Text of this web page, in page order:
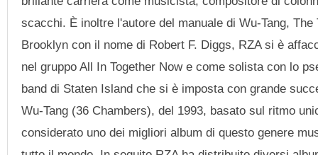
scacchi. È inoltre l'autore del manuale di Wu-Tang,
Brooklyn con il nome di Robert F. Diggs, RZA si è
nel gruppo All In Together Now e come solista con lo
band di Staten Island che si è imposta con grande
Wu-Tang (36 Chambers), del 1993, basato sul ritmo
considerato uno dei migliori album di questo genere